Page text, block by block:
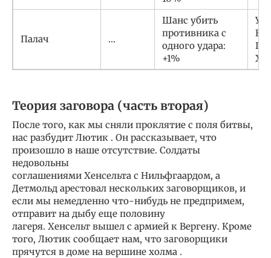
Палач …
Шанс убить
противника с
одного удара:
+1%
Теория заговора (часть вторая)
После того, как мы сняли проклятие с поля битвы,
нас разбудит Лютик . Он рассказывает, что
произошло в наше отсутствие. Солдаты
недовольны
соглашениями Хенсельта с Нильфгаардом, а
Детмольд арестовал нескольких заговорщиков, и
если мы немедленно что-нибудь не предпримем,
отправит на дыбу еще половину
лагеря. Хенсельт вышел с армией к Вергену. Кроме
того, Лютик сообщает нам, что заговорщики
прячутся в доме на вершине холма .